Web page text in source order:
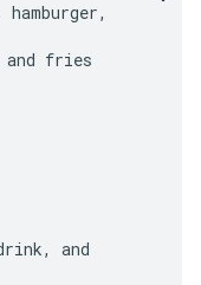
and fries
and